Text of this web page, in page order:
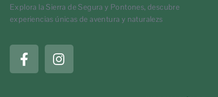
Explora la Sierra de Segura y Pontones, descubre
experiencias únicas de aventura y naturalezs